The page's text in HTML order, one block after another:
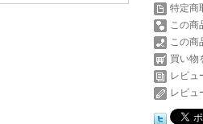
特定商
この商
この商
買い物
レビュ
レビュ